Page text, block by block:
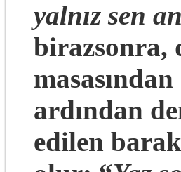
yalnız sen
birazsonra,
ardından
edilen